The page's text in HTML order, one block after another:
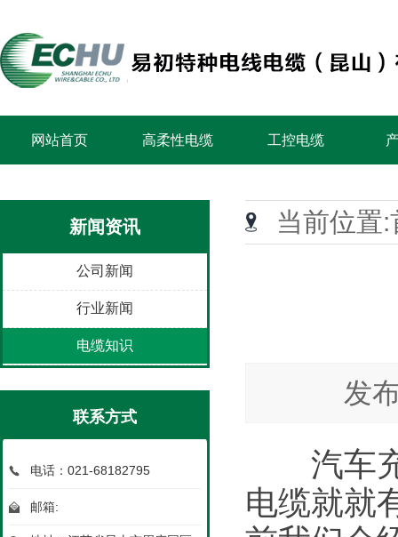
网站首页 高柔性电缆 工控电缆
新闻资讯
公司新闻
行业新闻
电缆知识
联系方式
电话：021-68182795
邮箱:
当前位置:
发
汽车充
电缆就就